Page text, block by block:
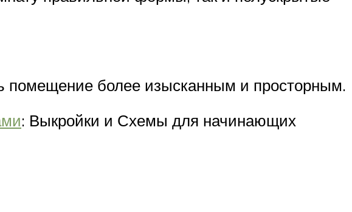
помещение более изысканным и просторным.
: Выкройки и Схемы для начинающих